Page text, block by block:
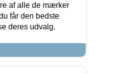
af alle de mærker
får den bedste
deres udvalg.